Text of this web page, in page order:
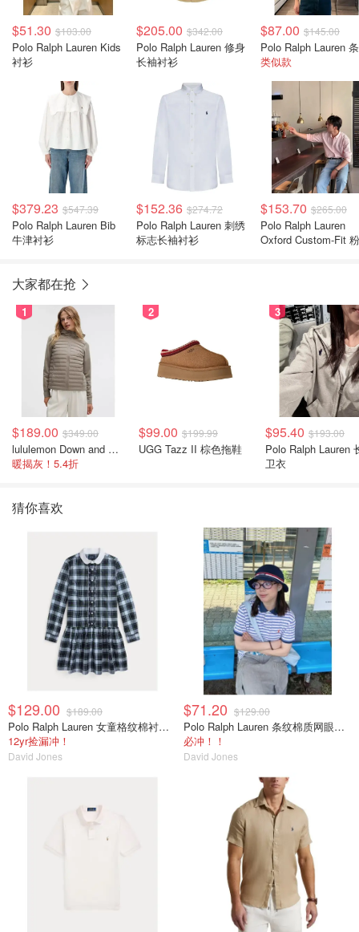
$51.30 $103.00
Polo Ralph Lauren Kids
衬衫
$205.00 $342.00
Polo Ralph Lauren 修身
长袖衬衫
$87.00 $145.00
类似款
$379.23 $547.39
Polo Ralph Lauren Bib
牛津衬衫
$152.36 $274.72
Polo Ralph Lauren 刺绣
标志长袖衬衫
$153.70 $265.00
Polo Ralph Lauren
Oxford Custom-Fit
大家都在抢
1
$189.00 $349.00
lululemon Down and Around 羽绒夹克
暖揭灰！5.4折
2
$99.00 $199.99
UGG Tazz II 棕色拖鞋
3
$95.40 $193.00
Polo Ralph Lauren
卫衣
猜你喜欢
$129.00 $189.00
Polo Ralph Lauren 女童格纹棉衬衫裙
12yr捡漏冲！
David Jones
$71.20 $129.00
Polo Ralph Lauren 条纹棉质网眼Polo衫 8-20岁
必冲！！
David Jones